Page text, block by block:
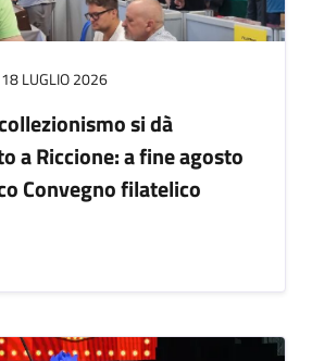
18 LUGLIO 2026
si dà
a Riccione: a fine agosto
Convegno filatelico